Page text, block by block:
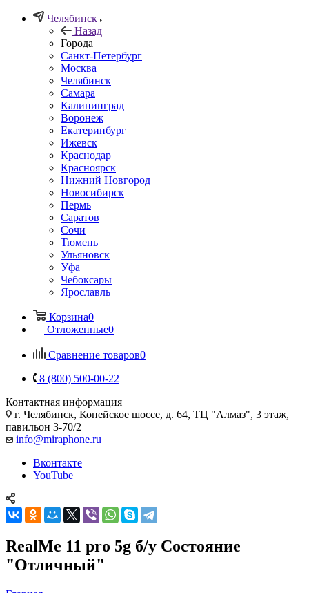
Челябинск
Назад
Города
Санкт-Петербург
Москва
Челябинск
Самара
Калининград
Воронеж
Екатеринбург
Ижевск
Краснодар
Красноярск
Нижний Новгород
Новосибирск
Пермь
Саратов
Сочи
Тюмень
Ульяновск
Уфа
Чебоксары
Ярославль
Корзина0
Отложенные0
Сравнение товаров0
8 (800) 500-00-22
Контактная информация
г. Челябинск, Копейское шоссе, д. 64, ТЦ "Алмаз", 3 этаж,
павильон 3-70/2
info@miraphone.ru
Вконтакте
YouTube
RealMe 11 pro 5g б/у Состояние
"Отличный"